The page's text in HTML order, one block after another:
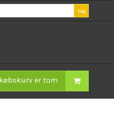
Søg
er tom